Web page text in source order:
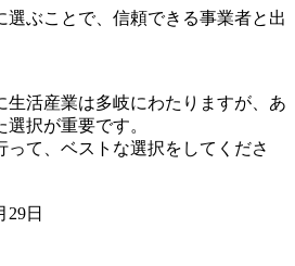
選ぶことで、信頼できる事業者と出
生活産業は多岐にわたりますが、あ
択が重要です。
て、ベストな選択をしてくださ
29日